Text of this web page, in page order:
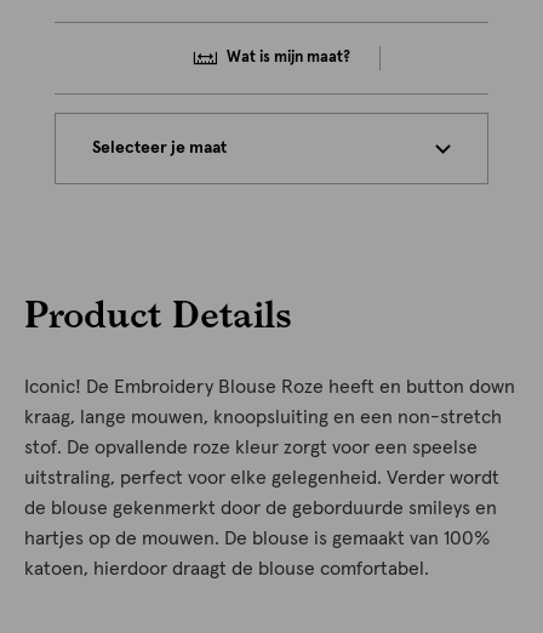
Wat is mijn maat?
Selecteer je maat
Product Details
Iconic! De Embroidery Blouse Roze heeft en button down
kraag, lange mouwen, knoopsluiting en een non-stretch
stof. De opvallende roze kleur zorgt voor een speelse
uitstraling, perfect voor elke gelegenheid. Verder wordt
de blouse gekenmerkt door de geborduurde smileys en
hartjes op de mouwen. De blouse is gemaakt van 100%
katoen, hierdoor draagt de blouse comfortabel.